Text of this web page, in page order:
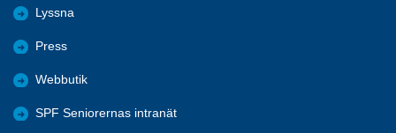
Lyssna
Press
Webbutik
SPF Seniorernas intranät